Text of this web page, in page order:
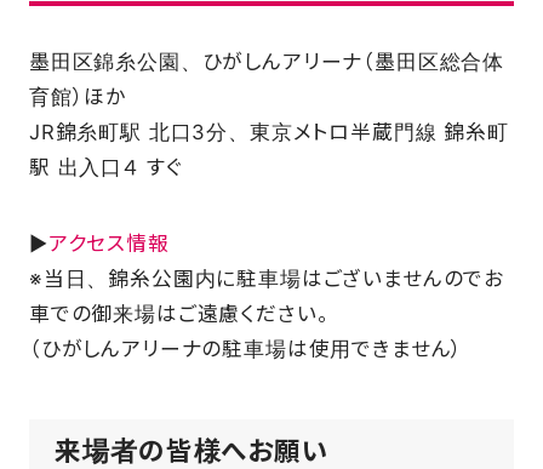
墨田区錦糸公園、ひがしんアリーナ（墨田区総合体
育館）ほか
JR錦糸町駅 北口3分、東京メトロ半蔵門線 錦糸町
駅 出入口４ すぐ
▶アクセス情報
※当日、錦糸公園内に駐車場はございませんのでお
車での御来場はご遠慮ください。
（ひがしんアリーナの駐車場は使用できません）
来場者の皆様へお願い